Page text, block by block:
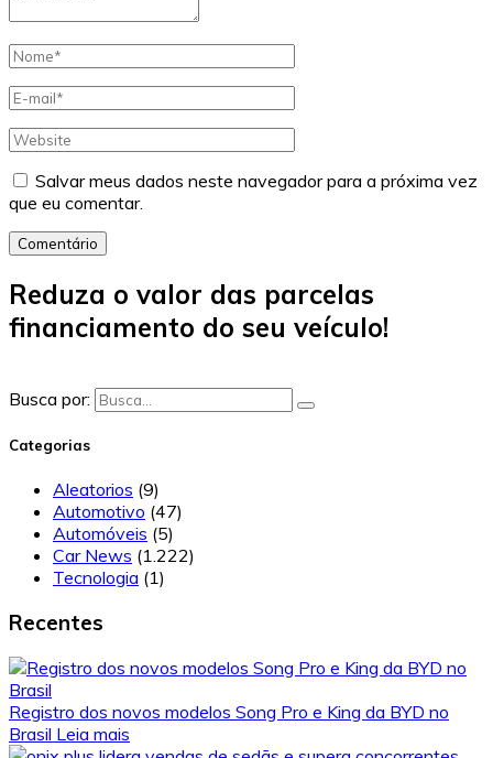
Salvar meus dados neste navegador para a próxima vez
que eu comentar.
Comentário
Reduza o valor das parcelas
financiamento do seu veículo!
Busca por:
Categorias
Aleatorios (9)
Automotivo (47)
Automóveis (5)
Car News (1.222)
Tecnologia (1)
Recentes
Registro dos novos modelos Song Pro e King da BYD no
Brasil Leia mais